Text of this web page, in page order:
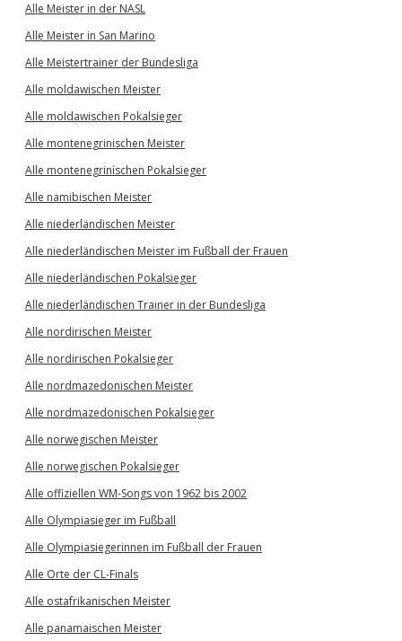
Alle Meister in der NASL
Alle Meister in San Marino
Alle Meistertrainer der Bundesliga
Alle moldawischen Meister
Alle moldawischen Pokalsieger
Alle montenegrinischen Meister
Alle montenegrinischen Pokalsieger
Alle namibischen Meister
Alle niederländischen Meister
Alle niederländischen Meister im Fußball der Frauen
Alle niederländischen Pokalsieger
Alle niederländischen Trainer in der Bundesliga
Alle nordirischen Meister
Alle nordirischen Pokalsieger
Alle nordmazedonischen Meister
Alle nordmazedonischen Pokalsieger
Alle norwegischen Meister
Alle norwegischen Pokalsieger
Alle offiziellen WM-Songs von 1962 bis 2002
Alle Olympiasieger im Fußball
Alle Olympiasiegerinnen im Fußball der Frauen
Alle Orte der CL-Finals
Alle ostafrikanischen Meister
Alle panamaischen Meister